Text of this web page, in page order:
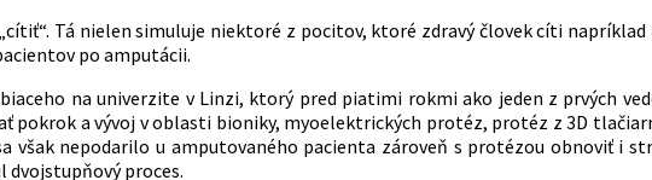
Tá nielen simuluje niektoré z pocitov, ktoré zdravý človek cíti
po amputácii.
na univerzite v Linzi, ktorý pred piatimi rokmi ako jeden z prvých
pokrok a vývoj v oblasti bioniky, myoelektrických protéz, protéz z 3D
však nepodarilo u amputovaného pacienta zároveň s protézou obnoviť i
proces.